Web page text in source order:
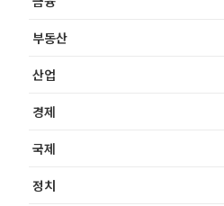
부동산
산업
경제
국제
정치